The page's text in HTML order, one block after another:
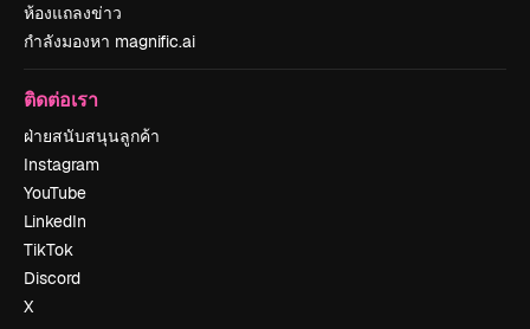
ห้องแถลงข่าว
กำลังมองหา magnific.ai
ติดต่อเรา
ฝ่ายสนับสนุนลูกค้า
Instagram
YouTube
LinkedIn
TikTok
Discord
X